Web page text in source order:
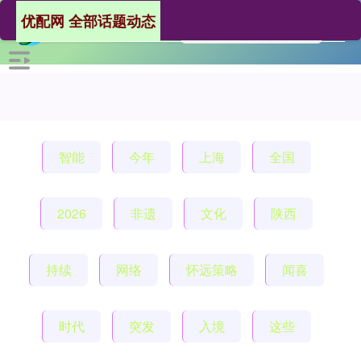
优配网 全部话题动态
智能 今年 上海 全国
2026 非遗 文化 陕西
持续 网络 怀远策略 闻喜
时代 突发 入境 这些